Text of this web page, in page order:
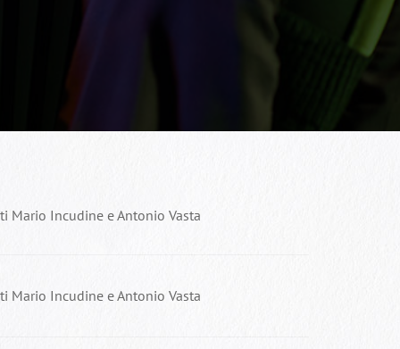
Mario Incudine e Antonio Vasta
Mario Incudine e Antonio Vasta